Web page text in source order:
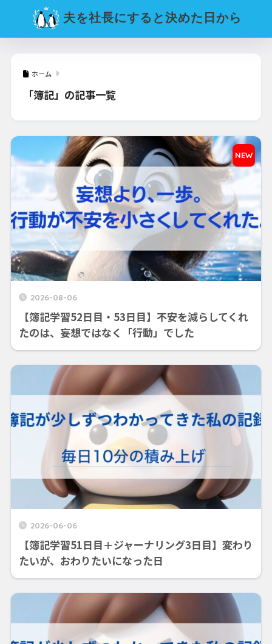
夫を社長にすると決めた日から
ホーム
「簿記」の記事一覧
2026-08-06
【簿記学習52日目・53日目】不安を減らしてくれ
たのは、妄想ではなく「行動」でした
NEW
2026-06-06
【簿記学習51日目＋ジャーナリング3日目】変わり
たいが、おわりたいになった日